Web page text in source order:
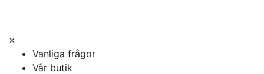
×
Vanliga frågor
Vår butik